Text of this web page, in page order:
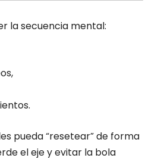
la secuencia mental:
pueda “resetear” de forma
el eje y evitar la bola